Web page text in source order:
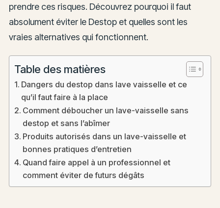
prendre ces risques. Découvrez pourquoi il faut
absolument éviter le Destop et quelles sont les
vraies alternatives qui fonctionnent.
Table des matières
Dangers du destop dans lave vaisselle et ce
qu’il faut faire à la place
Comment déboucher un lave-vaisselle sans
destop et sans l’abîmer
Produits autorisés dans un lave-vaisselle et
bonnes pratiques d’entretien
Quand faire appel à un professionnel et
comment éviter de futurs dégâts